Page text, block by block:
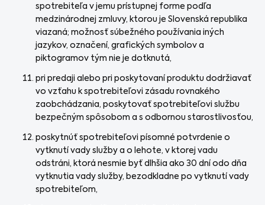
spotrebiteľa v jemu prístupnej forme podľa
medzinárodnej zmluvy, ktorou je Slovenská republika
viazaná; možnosť súbežného používania iných
jazykov, označení, grafických symbolov a
piktogramov tým nie je dotknutá,
pri predaji alebo pri poskytovaní produktu dodržiavať
vo vzťahu k spotrebiteľovi zásadu rovnakého
zaobchádzania, poskytovať spotrebiteľovi službu
bezpečným spôsobom a s odbornou starostlivosťou,
poskytnúť spotrebiteľovi písomné potvrdenie o
vytknutí vady služby a o lehote, v ktorej vadu
odstráni, ktorá nesmie byť dlhšia ako 30 dní odo dňa
vytknutia vady služby, bezodkladne po vytknutí vady
spotrebiteľom,